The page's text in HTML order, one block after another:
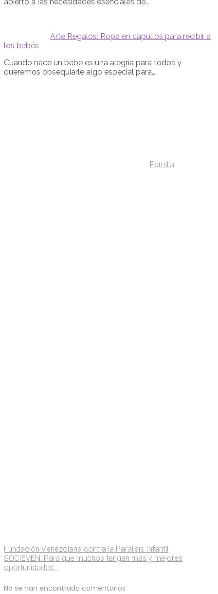
Arte Regalos: Ropa en capullos para recibir a
los bebés
Cuando nace un bebé es una alegría para todos y
queremos obsequiarle algo especial para…
Familia
Fundación Venezolana contra la Parálisis Infantil
SOCIEVEN: Para que muchos tengan más y mejores
oportunidades…
No se han encontrado comentarios